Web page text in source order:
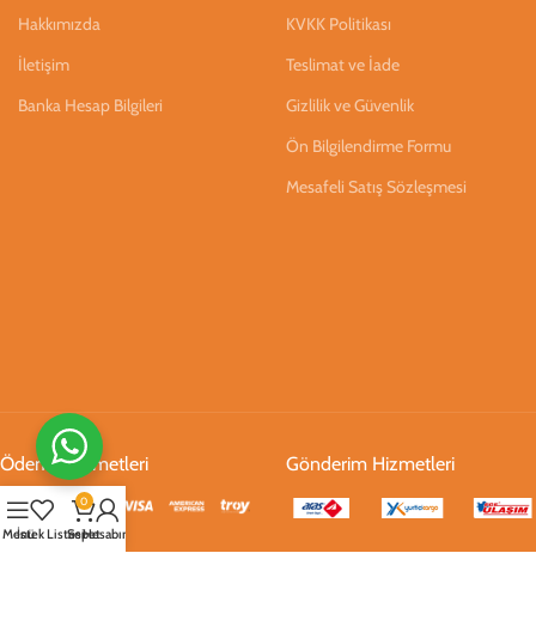
Hakkımızda
İletişim
Banka Hesap Bilgileri
KVKK Politikası
Teslimat ve İade
Gizlilik ve Güvenlik
Ön Bilgilendirme Formu
Mesafeli Satış Sözleşmesi
Ödeme Hizmetleri Gönderim Hizmetleri
Menüİstek Listesi
0
SepetHesabım